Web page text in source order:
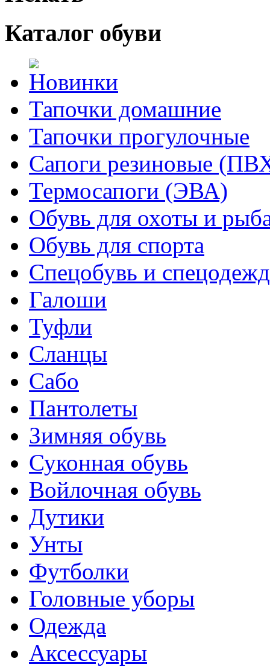
Каталог обуви
Тапочки домашние
Тапочки прогулочные
Сапоги резиновые
Термосапоги (ЭВА)
Обувь для охоты и
Обувь для спорта
Спецобувь и
Галоши
Туфли
Сланцы
Сабо
Пантолеты
Зимняя обувь
Суконная обувь
Войлочная обувь
Дутики
Унты
Футболки
Головные уборы
Одежда
Аксессуары